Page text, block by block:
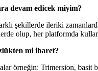
devam edicek miyim?
şekillerde ileriki
olup, her platformda
mi ibaret?
örneğin: Trimersion, basit